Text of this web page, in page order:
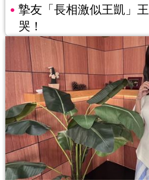
摯友「長相激似王凱」
哭！